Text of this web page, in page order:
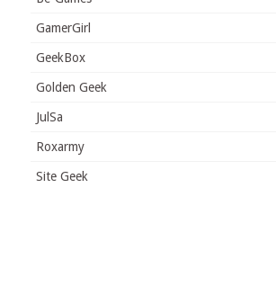
GamerGirl
GeekBox
Golden Geek
JulSa
Roxarmy
Site Geek